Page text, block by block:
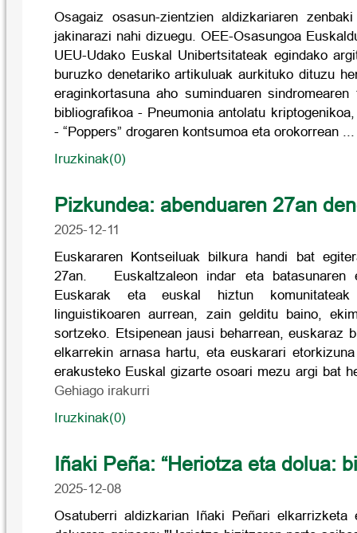
Osagaiz osasun-zientzien aldizkariaren
jakinarazi nahi dizuegu. OEE-Osasungoa
UEU-Udako Euskal Unibertsitateak egindako
buruzko denetariko artikuluak aurkituko dituzu
eraginkortasuna aho suminduaren sindromearen
bibliografikoa - Pneumonia antolatu
- “Poppers” drogaren kontsumoa eta orokorrean
Iruzkinak(0)
Pizkundea: abenduaren 27an
2025-12-11
Euskararen Kontseiluak bilkura handi bat
27an. Euskaltzaleon indar eta batasunaren
Euskarak eta euskal hiztun
linguistikoaren aurrean, zain gelditu baino,
sortzeko. Etsipenean jausi beharrean, euskaraz
elkarrekin arnasa hartu, eta euskarari
erakusteko Euskal gizarte osoari mezu argi bat
Gehiago irakurri
Iruzkinak(0)
Iñaki Peña: “Heriotza eta dolua:
2025-12-08
Osatuberri aldizkarian Iñaki Peñari elkarrizketa